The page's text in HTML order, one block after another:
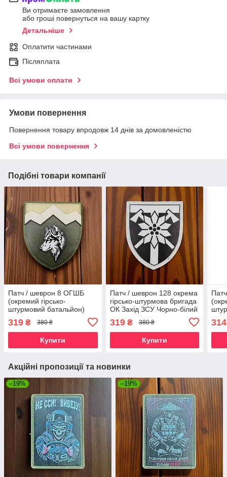
Ви отримаєте замовлення
або гроші повернуться на вашу картку
Детальніше
Оплатити частинами
Післяплата
Всі умови оплати
Умови повернення
Повернення товару впродовж 14 днів за домовленістю
Всі умови повернення
Подібні товари компанії
Патч / шеврон 8 ОГШБ
(окремий гірсько-
штурмовий батальйон)
319 ₴ 380 ₴
Купити
Патч / шеврон 128 окрема
гірсько-штурмова бригада
ОК Захід ЗСУ Чорно-білий
319₴ 380 ₴
Купити
314
Акційні пропозиції та новинки
–19% –19%